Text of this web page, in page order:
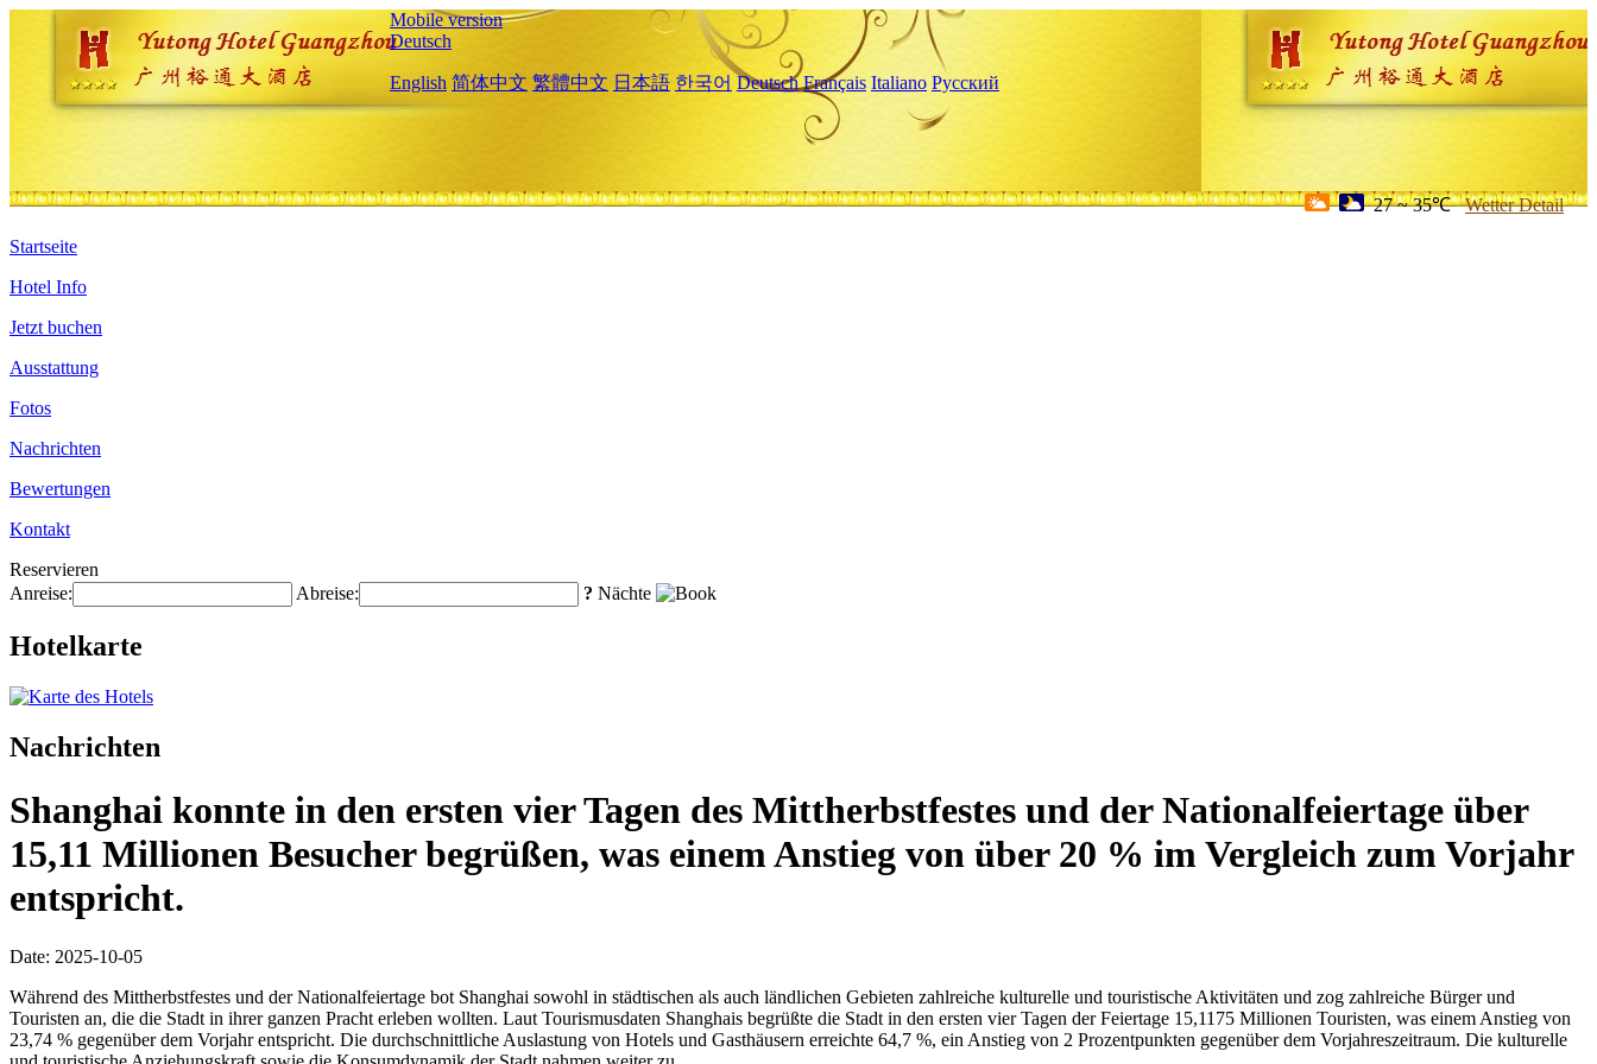
Mobile version
Deutsch
English 简体中文 繁體中文 日本語 한국어 Deutsch Français Italiano Русский
27 ~ 35℃ Wetter Detail
Startseite
Hotel Info
Jetzt buchen
Ausstattung
Fotos
Nachrichten
Bewertungen
Kontakt
Reservieren
Anreise:
Abreise: ? Nächte
Hotelkarte
Nachrichten
Shanghai konnte in den ersten vier Tagen des Mittherbstfestes und der Nationalfeiertage über
15,11 Millionen Besucher begrüßen, was einem Anstieg von über 20 % im Vergleich zum Vorjahr
entspricht.
Date: 2025-10-05
Während des Mittherbstfestes und der Nationalfeiertage bot Shanghai sowohl in städtischen als auch ländlichen Gebieten zahlreiche kulturelle und touristische Aktivitäten und zog zahlreiche Bürger und
Touristen an, die die Stadt in ihrer ganzen Pracht erleben wollten. Laut Tourismusdaten Shanghais begrüßte die Stadt in den ersten vier Tagen der Feiertage 15,1175 Millionen Touristen, was einem Anstieg von
23,74 % gegenüber dem Vorjahr entspricht. Die durchschnittliche Auslastung von Hotels und Gasthäusern erreichte 64,7 %, ein Anstieg von 2 Prozentpunkten gegenüber dem Vorjahreszeitraum. Die kulturelle